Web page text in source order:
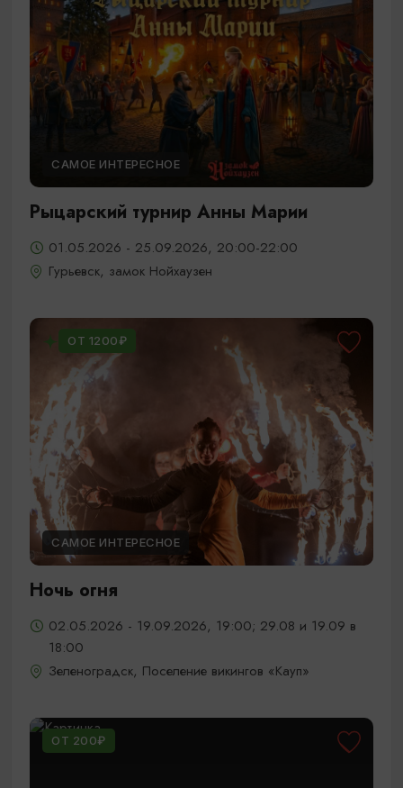
САМОЕ ИНТЕРЕСНОЕ
Рыцарский турнир Анны Марии
01.05.2026 - 25.09.2026, 20:00-22:00
Гурьевск, замок Нойхаузен
ОТ 1200₽
САМОЕ ИНТЕРЕСНОЕ
Ночь огня
02.05.2026 - 19.09.2026, 19:00; 29.08 и 19.09 в
18:00
Зеленоградск, Поселение викингов «Кауп»
ОТ 200₽